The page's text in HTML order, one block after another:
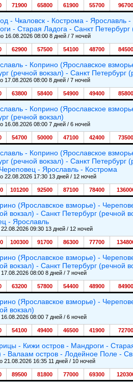
71900 65800 61900 55700 96700
- Чкаловск - Кострома -
- Старая Ладога - Санкт Петербург
16.08.2026 08:00 8 дней / 7 ночей
62900 57500 54100 48700 84500
- Коприно (Ярославское
(речной вокзал) - Санкт Петербург
17.08.2026 08:00 8 дней / 7 ночей
63800 58400 54900 49400 85800
- Коприно (Ярославское
(речной вокзал)
16.08.2026 08:00 7 дней / 6 ночей
54700 50000 47100 42400 73500
- Коприно (Ярославское
(речной вокзал) - Санкт
- Ярославль - Кострома
22.08.2026 17:30 13 дней / 12 ночей
101200 92500 87100 78400
(Ярославское взморье) -
вокзал) - Санкт Петербург
- Ярославль
09:30 13 дней / 12 ночей
100300 91700 86300 77700
(Ярославское взморье) -
вокзал) - Санкт Петербург (речной
08:00 8 дней / 7 ночей
63200 57800 54400 48900 84900
(Ярославское взморье) -
вокзал)
08:00 7 дней / 6 ночей
54100 49400 46500 41900 72700
- Кижи остров - Мандроги -
- Валаам остров - Лодейное Поле -
21.08.2026 16:35 11 дней / 10 ночей
89500 81800 77000 69300